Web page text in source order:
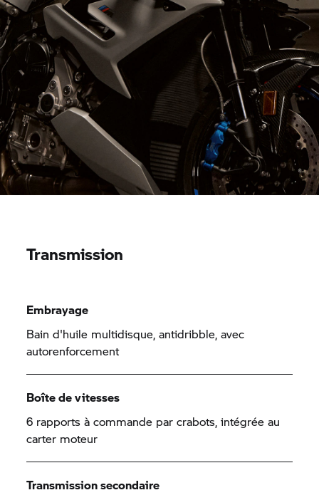
Transmission
Embrayage
Bain d'huile multidisque, antidribble, avec
autorenforcement
Boîte de vitesses
6 rapports à commande par crabots, intégrée au
carter moteur
Transmission secondaire